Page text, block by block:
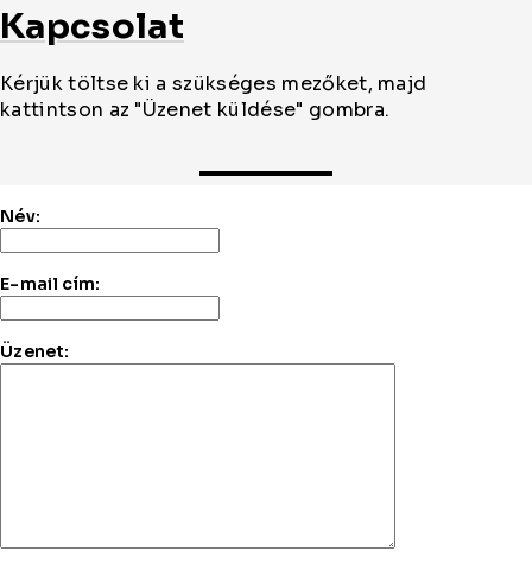
Kapcsolat
Kérjük töltse ki a szükséges mezőket, majd
kattintson az "Üzenet küldése" gombra.
Név:
E-mail cím:
Üzenet: